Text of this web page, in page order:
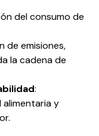
del consumo de
de emisiones,
la cadena de
:
alimentaria y